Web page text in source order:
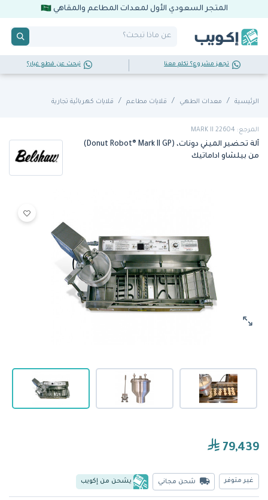
المتجر السعودي الأول لمعدات المطاعم والمقاهي
تجهز مشروع؟ تكلم معنا تبحث عن قطع غيار؟
الرئيسية معدات الطهي قلايات مطاعم قلايات كهربائية تجارية
المرجع: MARK II 22604
آلة تحضير الميني دونات، (Donut Robot® Mark II GP)
من بيلشاو اداماتيك
79,439
غير متوفر شحن مجاني يشحن من إكويب